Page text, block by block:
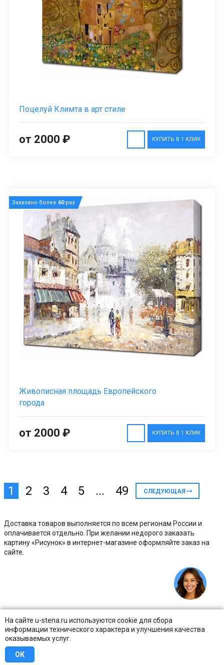
На сайте u-stena.ru используются cookie для сбора
информации технического характера и улучшения качества
оказываемых услуг.
ОК
Поцелуй Климта в арт стиле
КУПИТЬ В 1 КЛИК
от 2000 ₽
Заказано более 60раз
Живописная площадь Европейского
города
КУПИТЬ В 1 КЛИК
от 2000 ₽
1 2 3 4 5 ... 49 СЛЕДУЮЩАЯ
Доставка товаров выполняется по всем регионам России и
оплачивается отдельно. При желании недорого заказать
картину «Рисунок» в интернет-магазине оформляйте заказ на
сайте.